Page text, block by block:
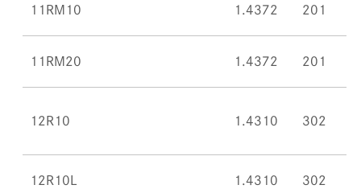
11RM10 1.4372 201
11RM20 1.4372 201
12R10 1.4310 302
12R10L 1.4310 302